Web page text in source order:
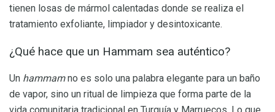
tienen losas de mármol calentadas donde se realiza el
tratamiento exfoliante, limpiador y desintoxicante.
¿Qué hace que un Hammam sea auténtico?
Un hammamno es solo una palabra elegante para un baño
de vapor, sino un ritual de limpieza que forma parte de la